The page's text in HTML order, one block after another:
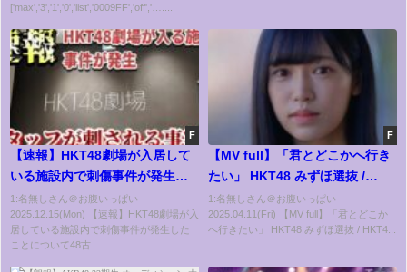
れてしまう
['max','3','1','0','list','0009FF','off','…....
動戦士ガンダムSEED DESTINY
F
【速報】HKT48劇場が入居して
いる施設内で刺傷事件が発生し
たことについて48古参が思うこ
と【HKT48】
1:名無しさん＠お腹いっぱい
2025.12.15(Mon) 【速報】HKT48劇場が入
居している施設内で刺傷事件が発生した
ことについて48古...
F
【MV full】「君とどこかへ行き
たい」 HKT48 みずほ選抜 /
HKT48[公式]
1:名無しさん＠お腹いっぱい
2025.04.11(Fri) 【MV full】「君とどこか
へ行きたい」 HKT48 みずほ選抜 / HKT4...